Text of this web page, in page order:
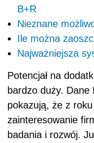
B+R
Nieznane
Ile można
Najważniejsza
Potencjał na
bardzo duży. Dane
pokazują, że z
zainteresowanie
badania i rozwój.